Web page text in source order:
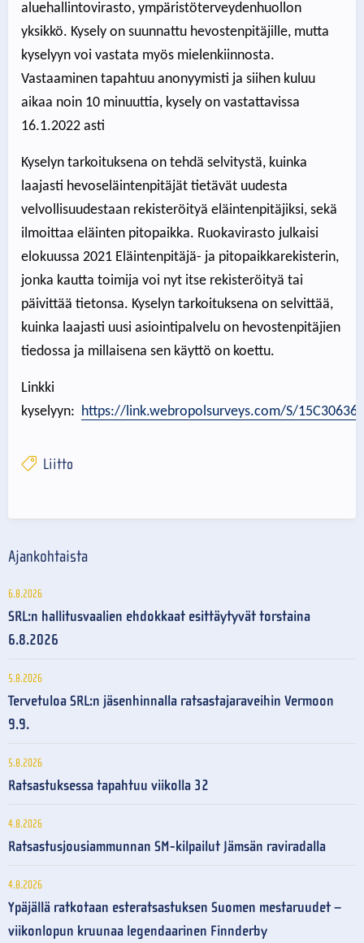
aluehallintovirasto, ympäristöterveydenhuollon
yksikkö. Kysely on suunnattu hevostenpitäjille, mutta
kyselyyn voi vastata myös mielenkiinnosta.
Vastaaminen tapahtuu anonyymisti ja siihen kuluu
aikaa noin 10 minuuttia, kysely on vastattavissa
16.1.2022 asti
Kyselyn tarkoituksena on tehdä selvitystä, kuinka
laajasti hevoseläintenpitäjät tietävät uudesta
velvollisuudestaan rekisteröityä eläintenpitäjiksi, sekä
ilmoittaa eläinten pitopaikka. Ruokavirasto julkaisi
elokuussa 2021 Eläintenpitäjä- ja pitopaikkarekisterin,
jonka kautta toimija voi nyt itse rekisteröityä tai
päivittää tietonsa. Kyselyn tarkoituksena on selvittää,
kuinka laajasti uusi asiointipalvelu on hevostenpitäjien
tiedossa ja millaisena sen käyttö on koettu.
Linkki
kyselyyn: https://link.webropolsurveys.com/S/
Liitto
Ajankohtaista
6.8.2026
SRL:n hallitusvaalien ehdokkaat esittäytyvät torstaina
6.8.2026
5.8.2026
Tervetuloa SRL:n jäsenhinnalla ratsastajaraveihin Vermoon
9.9.
5.8.2026
Ratsastuksessa tapahtuu viikolla 32
4.8.2026
Ratsastusjousiammunnan SM-kilpailut Jämsän raviradalla
4.8.2026
Ypäjällä ratkotaan esteratsastuksen Suomen mestaruudet –
viikonlopun kruunaa legendaarinen Finnderby